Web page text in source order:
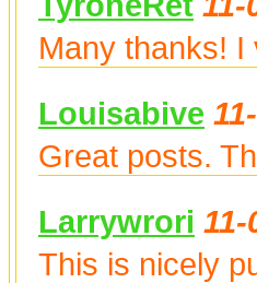
Many thanks! I
Louisabive
Great posts.
Larrywrori 11-
This is nicely